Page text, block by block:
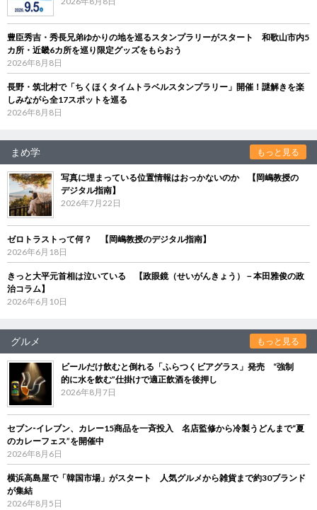
豊臣秀吉・秀長兄弟ゆかりの地を巡るスタンプラリーがスタート 和歌山市内5
カ所・近畿6カ所を巡り限定グッズをもらおう
2026年8月8日
長野・筑北村で「ちくほくタイムトラベルスタンプラリー」開催！謎解きを楽
しみながら全17スポットを巡る
2026年8月8日
まめ学 もっと見る
写真に埋まっている位置情報はおっかないのか 【岡嶋教授の
デジタル指南】
2026年7月22日
ゼロトラストって何？ 【岡嶋教授のデジタル指南】
2026年6月18日
きっと大平元首相は泣いている 【政眼鏡（せいがんきょう）－本田雅俊の政
治コラム】
2026年6月10日
グルメ もっと見る
ビールだけ飲むと倒れる「ふらつくビアグラス」発売 “強制
的に水を飲む”仕掛けで適正飲酒を後押し
2026年8月7日
セブン‐イレブン、カレー15商品を一斉投入 名店監修から冷製うどんまで“夏
のカレーフェス”を開催中
2026年8月6日
横浜高島屋で「韓国市場」がスタート 人気グルメから雑貨まで約30ブランド
が集結
2026年8月5日